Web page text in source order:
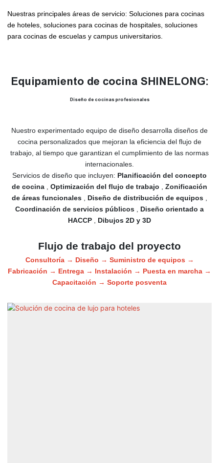
Nuestras principales áreas de servicio: Soluciones para cocinas
de hoteles, soluciones para cocinas de hospitales, soluciones
para cocinas de escuelas y campus universitarios.
Equipamiento de cocina SHINELONG:
Diseño de cocinas profesionales
Nuestro experimentado equipo de diseño desarrolla diseños de
cocina personalizados que mejoran la eficiencia del flujo de
trabajo, al tiempo que garantizan el cumplimiento de las normas
internacionales.
Servicios de diseño que incluyen: Planificación del concepto
de cocina , Optimización del flujo de trabajo , Zonificación
de áreas funcionales , Diseño de distribución de equipos ,
Coordinación de servicios públicos , Diseño orientado a
HACCP , Dibujos 2D y 3D
Flujo de trabajo del proyecto
Consultoría → Diseño → Suministro de equipos →
Fabricación → Entrega → Instalación → Puesta en marcha →
Capacitación → Soporte posventa